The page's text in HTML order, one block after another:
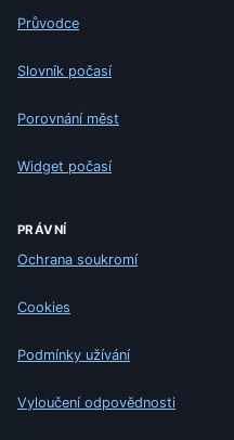
Průvodce
Slovník počasí
Porovnání měst
Widget počasí
PRÁVNÍ
Ochrana soukromí
Cookies
Podmínky užívání
Vyloučení odpovědnosti